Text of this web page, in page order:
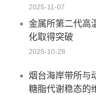
2025-11-07
金属所第二代高
化取得突破
2025-10-28
烟台海岸带所与
糖脂代谢稳态的